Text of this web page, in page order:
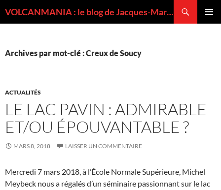
VOLCANMANIA : le blog de Jacques-Marie BARDINTZEFF, volcanologue
Archives par mot-clé : Creux de Soucy
ACTUALITÉS
LE LAC PAVIN : ADMIRABLE
ET/OU ÉPOUVANTABLE ?
MARS 8, 2018 LAISSER UN COMMENTAIRE
Mercredi 7 mars 2018, à l’École Normale Supérieure, Michel
Meybeck nous a régalés d’un séminaire passionnant sur le lac